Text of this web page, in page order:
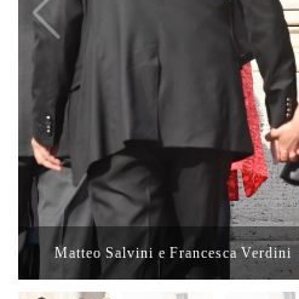
Matteo Salvini e Francesca Verdini